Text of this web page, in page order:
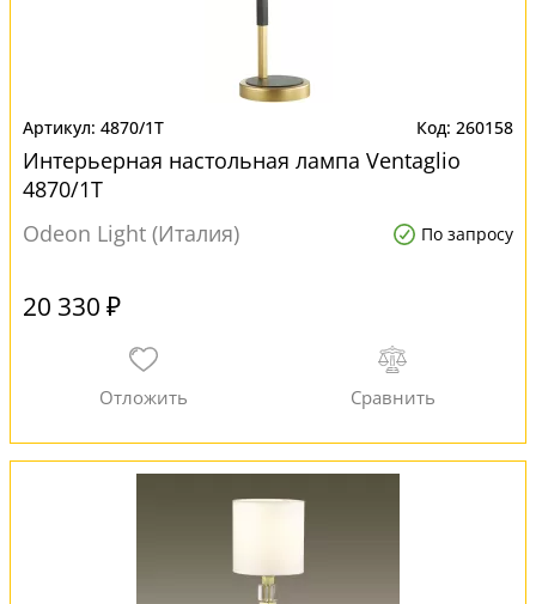
4870/1T 260158
Интерьерная настольная лампа Ventaglio
4870/1T
Odeon Light (Италия)
По запросу
20 330 ₽